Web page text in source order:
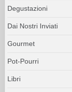
Degustazioni
Dai Nostri Inviati
Gourmet
Pot-Pourri
Libri